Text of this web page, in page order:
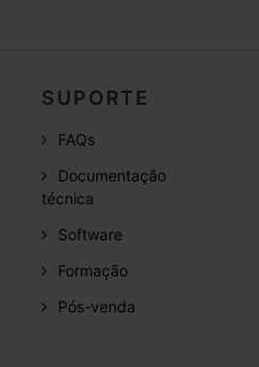
SUPORTE
FAQs
Documentação
técnica
Software
Formação
Pós-venda